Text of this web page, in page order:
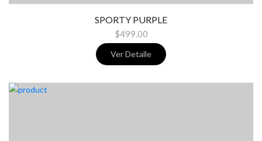
SPORTY PURPLE
$499.00
Ver Detalle